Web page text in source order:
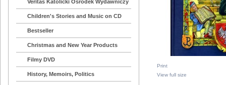
Veritas Katolicki Ośrodek Wydawniczy
Children's Stories and Music on CD
Bestseller
Christmas and New Year Products
Filmy DVD
History, Memoirs, Politics
Print
View full size